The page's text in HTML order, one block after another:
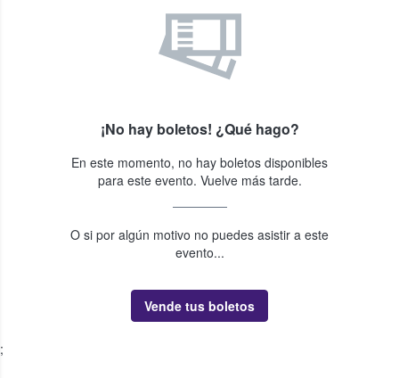
¡No hay boletos! ¿Qué hago?
En este momento, no hay boletos disponibles
para este evento. Vuelve más tarde.
O si por algún motivo no puedes asistir a este
evento...
Vende tus boletos
;